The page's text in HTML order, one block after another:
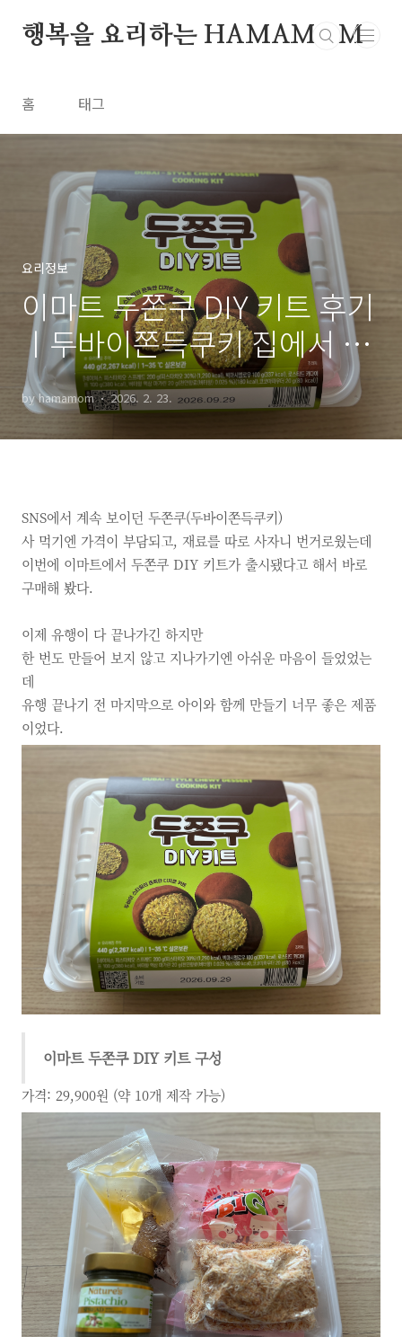
행복을 요리하는 HAMAMOM
홈 태그
요리정보
이마트 두쫀쿠 DIY 키트 후기
ㅣ두바이쫀득쿠키 집에서 만
들기 가격·레시피 총정리
by hamamom 2026. 2. 23.
SNS에서 계속 보이던 두쫀쿠(두바이쫀득쿠키)
사 먹기엔 가격이 부담되고, 재료를 따로 사자니 번거로웠는데
이번에 이마트에서 두쫀쿠 DIY 키트가 출시됐다고 해서 바로
구매해 봤다.
이제 유행이 다 끝나가긴 하지만
한 번도 만들어 보지 않고 지나가기엔 아쉬운 마음이 들었었는
데
유행 끝나기 전 마지막으로 아이와 함께 만들기 너무 좋은 제품
이었다.
이마트 두쫀쿠 DIY 키트 구성
가격: 29,900원 (약 10개 제작 가능)